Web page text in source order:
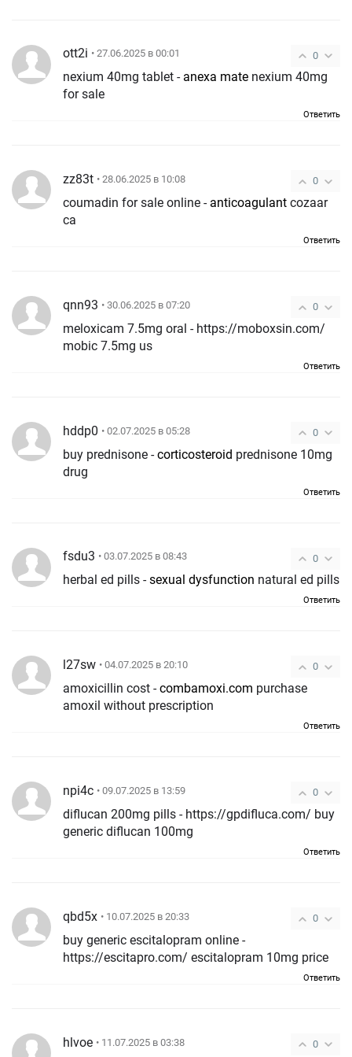
0
ott2i • 27.06.2025 в 00:01
nexium 40mg tablet - anexa mate
for sale
Ответить
0
zz83t • 28.06.2025 в 10:08
coumadin for sale online - anticoagulant
ca
Ответить
0
qnn93 • 30.06.2025 в 07:20
meloxicam 7.5mg oral - https://moboxsin.com/
mobic 7.5mg us
Ответить
0
hddp0 • 02.07.2025 в 05:28
buy prednisone -corticosteroid
drug
Ответить
0
fsdu3 • 03.07.2025 в 08:43
herbal ed pills -sexual dysfunction natural ed pills
Ответить
0
l27sw • 04.07.2025 в 20:10
amoxicillin cost -combamoxi.com purchase
amoxil without prescription
Ответить
0
npi4c • 09.07.2025 в 13:59
diflucan 200mg pills - https://gpdifluca.com/ buy
generic diflucan 100mg
Ответить
0
qbd5x • 10.07.2025 в 20:33
buy generic escitalopram online -
https://escitapro.com/ escitalopram 10mg price
Ответить
0
hlvoe • 11.07.2025 в 03:38